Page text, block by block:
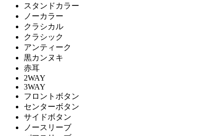
スタンドカラー
ノーカラー
クラシカル
クラシック
アンティーク
黒カンヌキ
赤耳
2WAY
3WAY
フロントボタン
センターボタン
サイドボタン
ノースリーブ